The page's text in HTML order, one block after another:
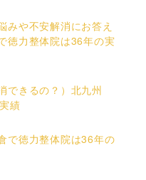
みや不安解消にお答え
徳力整体院は36年の実
できるの？）北九州
績
で徳力整体院は36年の